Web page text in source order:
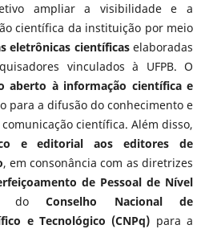
ampliar a visibilidade e a
científica da instituição por meio
eletrônicas científicaselaboradas
vinculados à UFPB. O
aberto à informação científica e
para a difusão do conhecimento e
científica. Além disso,
e editorial aos editores de
, em consonância com as diretrizes
de Pessoal de Nível
doConselho Nacional de
e Tecnológico (CNPq) para a